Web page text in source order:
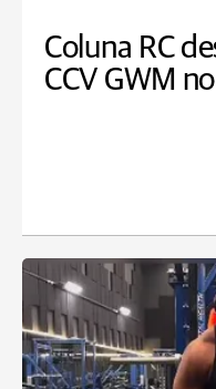
Coluna RC
CCV GWM